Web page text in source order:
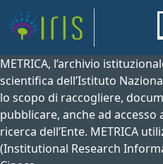
METRICA, l’archivio
scientifica dell’Istituto
lo scopo di raccogliere,
pubblicare, anche ad
ricerca dell’Ente. METRICA
(Institutional Research